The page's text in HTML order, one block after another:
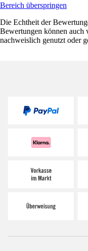
Bereich überspringen
Die Echtheit der
Bewertungen können auch
nachweislich genutzt oder